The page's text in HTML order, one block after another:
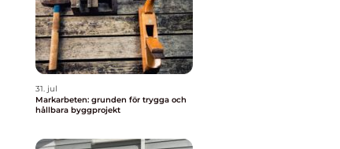
31. jul
Markarbeten: grunden för trygga och
hållbara byggprojekt